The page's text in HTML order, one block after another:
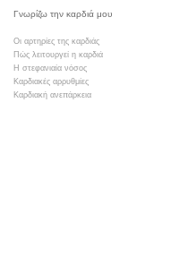
Γνωρίζω την καρδιά μου
Οι αρτηρίες της καρδιάς
Πώς λειτουργεί η καρδιά
Η στεφανιαία νόσος
Καρδιακές αρρυθμίες
Καρδιακή ανεπάρκεια